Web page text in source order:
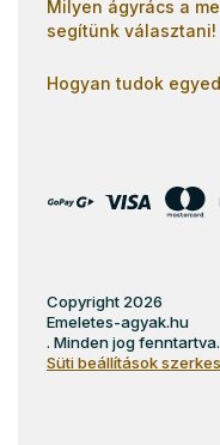
Milyen ágyrács a
segítünk választani!
Hogyan tudok
Copyright 2026
Emeletes-agyak.hu
. Minden jog fenntartva.
Süti beállítások